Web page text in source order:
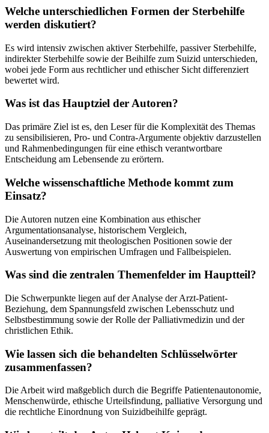
Welche unterschiedlichen Formen der Sterbehilfe
werden diskutiert?
Es wird intensiv zwischen aktiver Sterbehilfe, passiver Sterbehilfe,
indirekter Sterbehilfe sowie der Beihilfe zum Suizid unterschieden,
wobei jede Form aus rechtlicher und ethischer Sicht differenziert
bewertet wird.
Was ist das Hauptziel der Autoren?
Das primäre Ziel ist es, den Leser für die Komplexität des Themas
zu sensibilisieren, Pro- und Contra-Argumente objektiv darzustellen
und Rahmenbedingungen für eine ethisch verantwortbare
Entscheidung am Lebensende zu erörtern.
Welche wissenschaftliche Methode kommt zum
Einsatz?
Die Autoren nutzen eine Kombination aus ethischer
Argumentationsanalyse, historischem Vergleich,
Auseinandersetzung mit theologischen Positionen sowie der
Auswertung von empirischen Umfragen und Fallbeispielen.
Was sind die zentralen Themenfelder im Hauptteil?
Die Schwerpunkte liegen auf der Analyse der Arzt-Patient-
Beziehung, dem Spannungsfeld zwischen Lebensschutz und
Selbstbestimmung sowie der Rolle der Palliativmedizin und der
christlichen Ethik.
Wie lassen sich die behandelten Schlüsselwörter
zusammenfassen?
Die Arbeit wird maßgeblich durch die Begriffe Patientenautonomie,
Menschenwürde, ethische Urteilsfindung, palliative Versorgung und
die rechtliche Einordnung von Suizidbeihilfe geprägt.